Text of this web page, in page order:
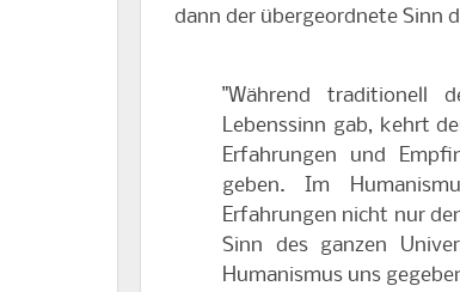
dann der übergeordnete Sinn
"Während traditionell
Lebenssinn gab, kehrt
Erfahrungen und
geben. Im
Erfahrungen nicht nur
Sinn des ganzen
Humanismus uns